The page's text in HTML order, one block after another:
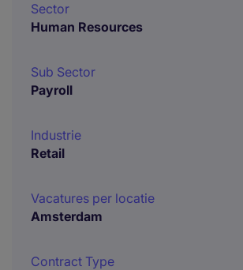
Sector
Human Resources
Sub Sector
Payroll
Industrie
Retail
Vacatures per locatie
Amsterdam
Contract Type